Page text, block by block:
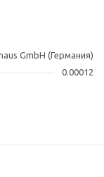
GmbH (Германия)
0.00012